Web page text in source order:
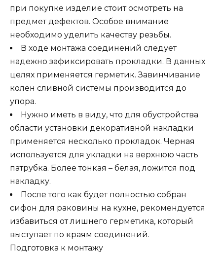
при покупке изделие стоит осмотреть на
предмет дефектов. Особое внимание
необходимо уделить качеству резьбы.
В ходе монтажа соединений следует
надежно зафиксировать прокладки. В данных
целях применяется герметик. Завинчивание
колен сливной системы производится до
упора.
Нужно иметь в виду, что для обустройства
области установки декоративной накладки
применяется несколько прокладок. Черная
используется для укладки на верхнюю часть
патрубка. Более тонкая – белая, ложится под
накладку.
После того как будет полностью собран
сифон для раковины на кухне, рекомендуется
избавиться от лишнего герметика, который
выступает по краям соединений.
Подготовка к монтажу